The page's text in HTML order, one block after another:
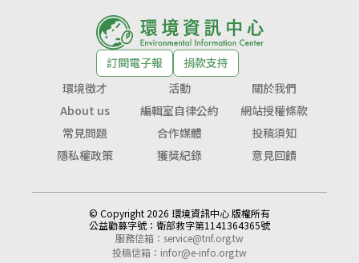
訂閱電子報
捐款支持
環境徵才
活動
關於我們
About us
編輯室自律公約
網站授權條款
常見問題
合作媒體
投稿須知
隱私權政策
獲獎紀錄 意見回饋
© Copyright 2026 環境資訊中心 版權所有
公益勸募字號： 衛部救字第1141364365號
服務信箱： service@tnf.org.tw
投稿信箱： infor@e-info.org.tw